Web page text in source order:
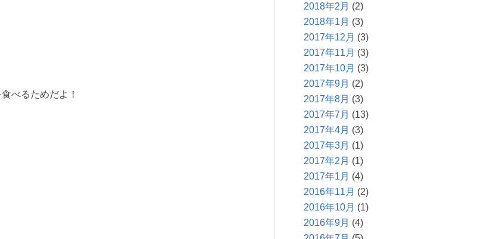
べるためだよ！
2018年2月 (2)
2018年1月 (3)
2017年12月 (3)
2017年11月 (3)
2017年10月 (3)
2017年9月 (2)
2017年8月 (3)
2017年7月 (13)
2017年4月 (3)
2017年3月 (1)
2017年2月 (1)
2017年1月 (4)
2016年11月 (2)
2016年10月 (1)
2016年9月 (4)